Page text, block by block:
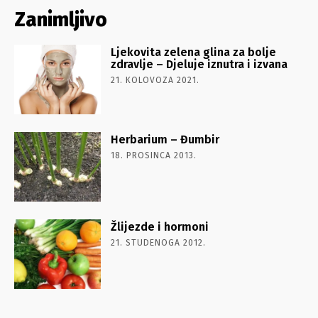
Zanimljivo
Ljekovita zelena glina za bolje
zdravlje – Djeluje iznutra i izvana
21. KOLOVOZA 2021.
Herbarium – Đumbir
18. PROSINCA 2013.
Žlijezde i hormoni
21. STUDENOGA 2012.